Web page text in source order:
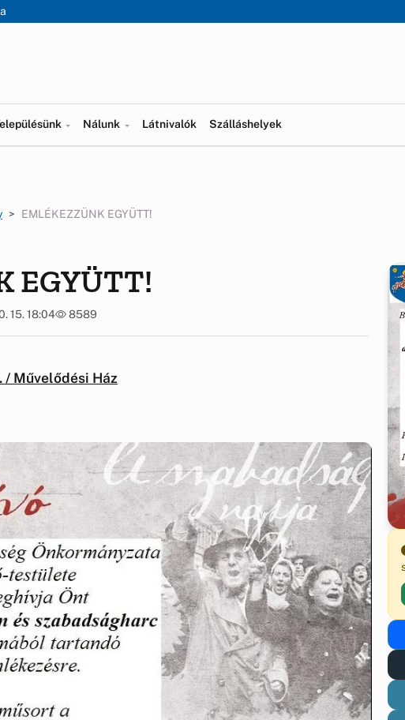
Nálunk Látnivalók Szálláshelyek
EMLÉKEZZÜNK EGYÜTT!
EGYÜTT!
15. 18:04 8589
/ Művelődési Ház